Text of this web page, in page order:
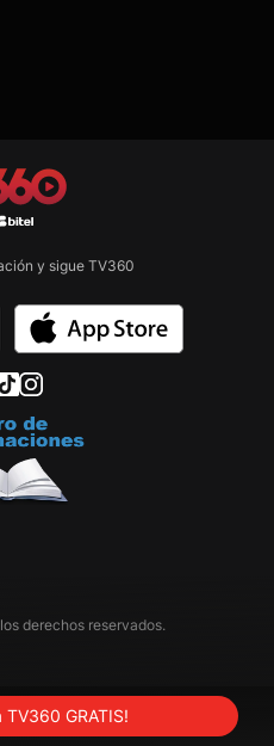
y sigue TV360
derechos reservados.
TV360 GRATIS!